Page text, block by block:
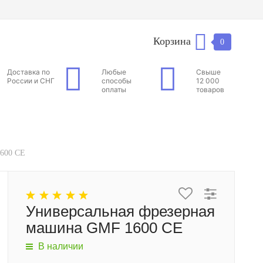
Корзина 0
Доставка по
России и СНГ
Любые
способы
оплаты
Свыше
12 000
товаров
CE
Универсальная фрезерная
машина GMF 1600 CE
В наличии